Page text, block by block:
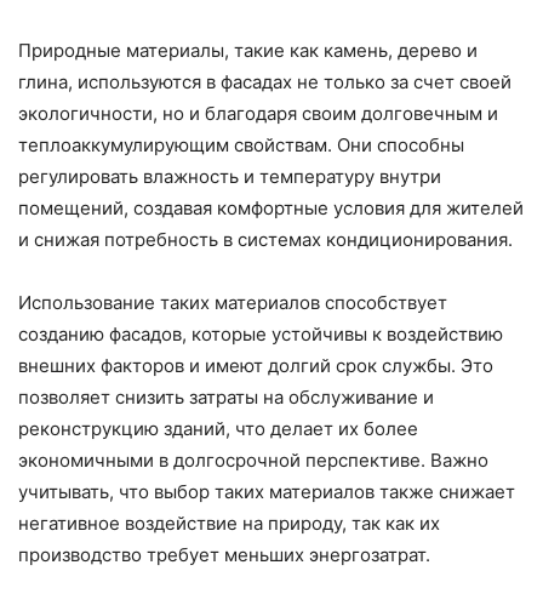
Природные материалы, такие как камень, дерево и
глина, используются в фасадах не только за счет своей
экологичности, но и благодаря своим долговечным и
теплоаккумулирующим свойствам. Они способны
регулировать влажность и температуру внутри
помещений, создавая комфортные условия для жителей
и снижая потребность в системах кондиционирования.
Использование таких материалов способствует
созданию фасадов, которые устойчивы к воздействию
внешних факторов и имеют долгий срок службы. Это
позволяет снизить затраты на обслуживание и
реконструкцию зданий, что делает их более
экономичными в долгосрочной перспективе. Важно
учитывать, что выбор таких материалов также снижает
негативное воздействие на природу, так как их
производство требует меньших энергозатрат.